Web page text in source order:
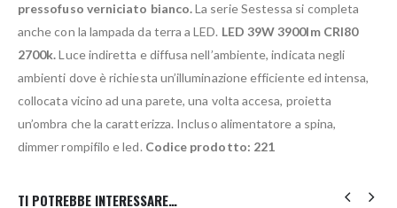
pressofuso verniciato bianco.La serie Sestessa si completa
anche con la lampada da terra a LED. LED 39W 3900lm CRI80
2700k.Luce indiretta e diffusa nell’ambiente, indicata negli
ambienti dove è richiesta un’illuminazione efficiente ed intensa,
collocata vicino ad una parete, una volta accesa, proietta
un’ombra che la caratterizza. Incluso alimentatore a spina,
dimmer rompifilo e led. Codice prodotto: 221
TI POTREBBE INTERESSARE…